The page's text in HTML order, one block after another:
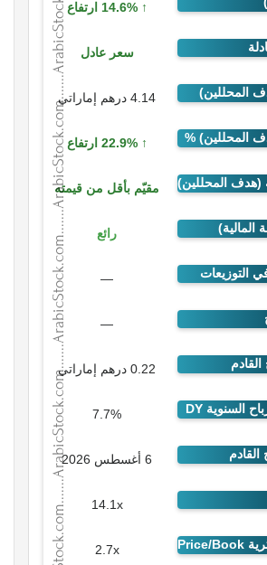
14.6% ارتفاع
سعر عادل
4.14 درهم إماراتي
22.9% ارتفاع
مقيّم بأقل من قيمته
رائع
—
—
0.22 درهم إماراتي
7.7%
6 أغسطس 2026
14.1x
2.7x